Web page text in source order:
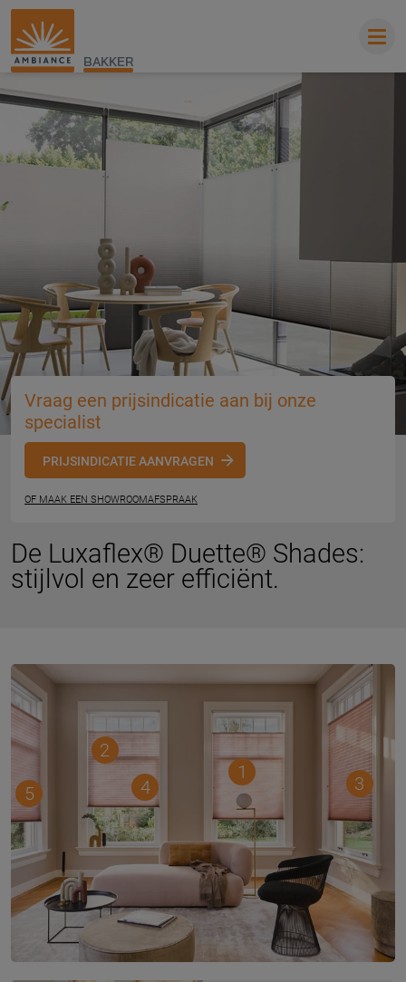
BAKKER
Vraag een prijsindicatie aan bij onze
specialist
PRIJSINDICATIE AANVRAGEN
OF MAAK EEN SHOWROOMAFSPRAAK
De Luxaflex® Duette® Shades:
stijlvol en zeer efficiënt.
1
2
3
4
5